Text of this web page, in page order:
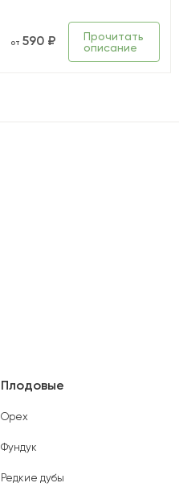
от590 ₽
Прочитать
описание
Плодовые
Орех
Фундук
Редкие дубы